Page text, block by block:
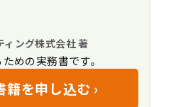
？
するFAQ
ィング株式会社 著
めの実務書です。
籍を申し込む ›